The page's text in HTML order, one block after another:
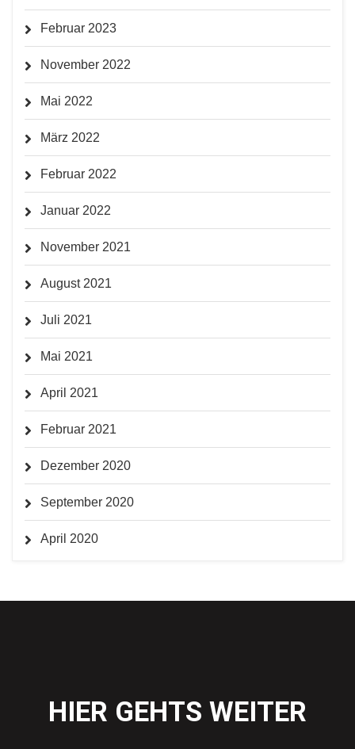
Februar 2023
November 2022
Mai 2022
März 2022
Februar 2022
Januar 2022
November 2021
August 2021
Juli 2021
Mai 2021
April 2021
Februar 2021
Dezember 2020
September 2020
April 2020
HIER GEHTS WEITER